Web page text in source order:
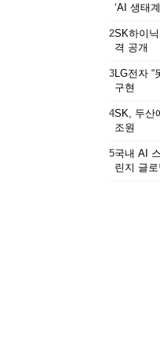
‘AI 생태
2SK하이
격 공개
3LG전자 “
구현
4SK, 두산
조원
5국내 AI
린지 글